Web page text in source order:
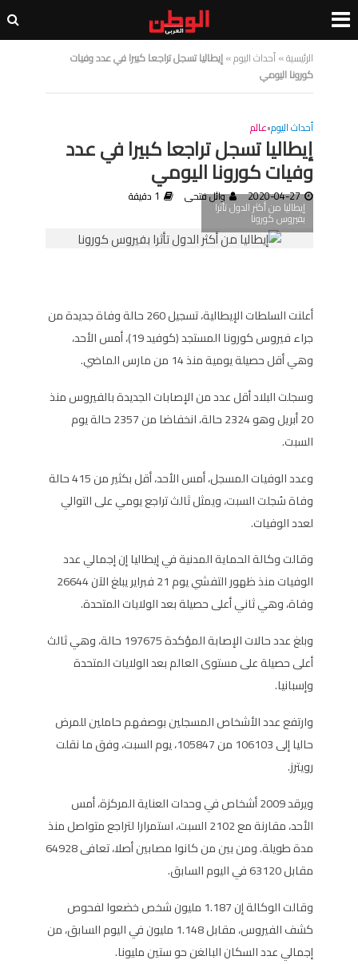
الرئيسية»أحداث اليوم»إيطاليا تسجل تراجعا كبيرا في عدد وفيات
كورونا اليومي
أحداث اليوم•عالم
إيطاليا تسجل تراجعا كبيرا في عدد
وفيات كورونا اليومي
2020-04-27 وائل فتحى 1 دقيقة
إيطاليا من أكثر الدول تأثرا
بفيروس كورونا
أعلنت السلطات الإيطالية، تسجيل 260 حالة وفاة جديدة من
جراء فيروس كورونا المستجد (كوفيد 19)، أمس الأحد،
وهي أقل حصيلة يومية منذ 14 من مارس الماضي.
وسجلت البلاد أقل عدد من الإصابات الجديدة بالفيروس منذ
20 أبريل وهو 2324 حالة، انخفاضا من 2357 حالة يوم
السبت.
وعدد الوفيات المسجل، أمس الأحد، أقل بكثير من 415 حالة
وفاة سُجلت السبت، ويمثل ثالث تراجع يومي على التوالي
لعدد الوفيات.
وقالت وكالة الحماية المدنية في إيطاليا إن إجمالي عدد
الوفيات منذ ظهور التفشي يوم 21 فبراير يبلغ الآن 26644
وفاة، وهي ثاني أعلى حصيلة بعد الولايات المتحدة.
وبلغ عدد حالات الإصابة المؤكدة 197675 حالة، وهي ثالث
أعلى حصيلة على مستوى العالم بعد الولايات المتحدة
وإسبانيا.
وارتفع عدد الأشخاص المسجلين بوصفهم حاملين للمرض
حاليا إلى 106103 من 105847، يوم السبت، وفق ما نقلت
رويترز.
ويرقد 2009 أشخاص في وحدات العناية المركزة، أمس
الأحد، مقارنة مع 2102 السبت، استمرارا لتراجع متواصل منذ
مدة طويلة. ومن بين من كانوا مصابين أصلا، تعافى 64928
مقابل 63120 في اليوم السابق.
وقالت الوكالة إن 1.187 مليون شخص خضعوا لفحوص
كشف الفيروس، مقابل 1.148 مليون في اليوم السابق، من
إجمالي عدد السكان البالغن حو ستين مليونا.